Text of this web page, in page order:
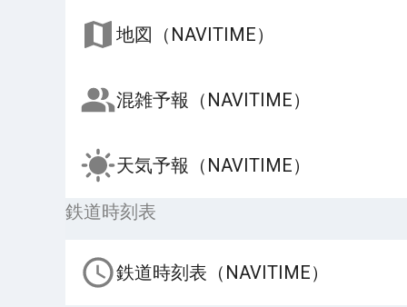
地図（NAVITIME）
混雑予報（NAVITIME）
天気予報（NAVITIME）
鉄道時刻表
鉄道時刻表（NAVITIME）